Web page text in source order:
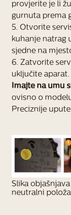
provjerite je li
gurnuta prema
5. Otvorite
kuhanje natrag
sjedne na
6. Zatvorite
uključite aparat.
Imajte na umu
ovisno o
Preciznije
Slika
neutralni